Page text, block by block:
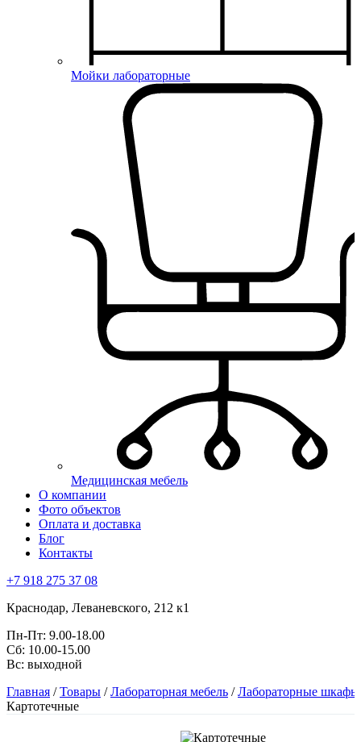
Мойки лабораторные
Медицинская мебель
О компании
Фото объектов
Оплата и доставка
Блог
Контакты
+7 918 275 37 08
Краснодар, Леваневского, 212 к1
Пн-Пт: 9.00-18.00
Сб: 10.00-15.00
Вс: выходной
Главная /Товары /Лабораторная мебель /Лабораторные шкафы
Картотечные